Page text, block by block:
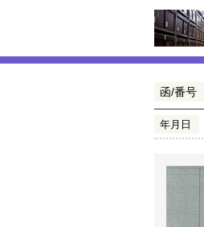
函/番号
年月日